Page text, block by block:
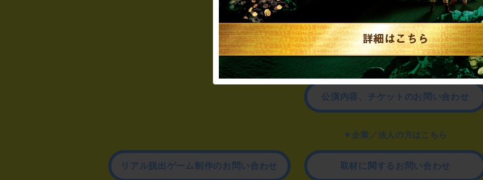
▼一般のお客様はこちら
公演内容、チケットのお問い合わせ
▼企業／法人の方はこちら
リアル脱出ゲーム制作のお問い合わせ 取材に関するお問い合わせ